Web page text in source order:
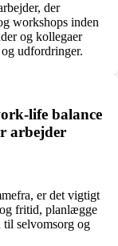
der
workshops inden
og kollegaer
udfordringer.
life balance
arbejder
er det vigtigt
fritid, planlægge
til selvomsorg og